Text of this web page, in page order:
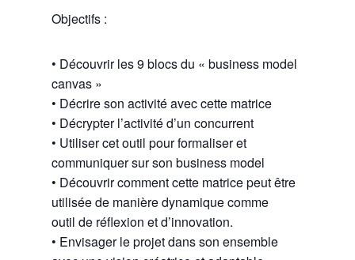
Objectifs :
• Découvrir les 9 blocs du « business model
canvas »
• Décrire son activité avec cette matrice
• Décrypter l’activité d’un concurrent
• Utiliser cet outil pour formaliser et
communiquer sur son business model
• Découvrir comment cette matrice peut être
utilisée de manière dynamique comme
outil de réflexion et d’innovation.
• Envisager le projet dans son ensemble